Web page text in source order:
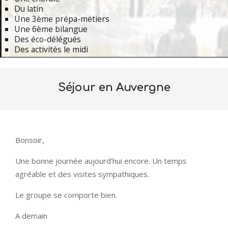
Du latin
Une 3ème prépa-métiers
Une 6ème bilangue
Des éco-délégués
Des activités le midi
Séjour en Auvergne
Bonsoir,
Une bonne journée aujourd’hui encore. Un temps
agréable et des visites sympathiques.
Le groupe se comporte bien.
A demain